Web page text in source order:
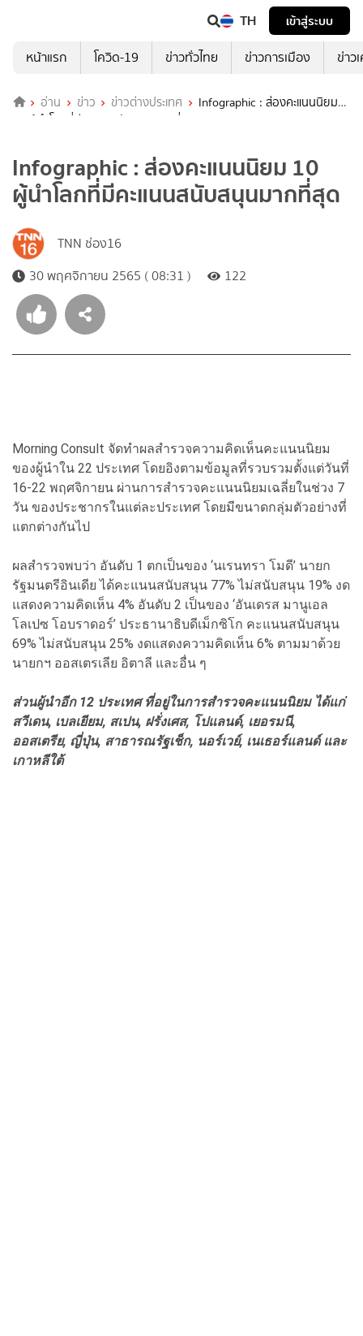
TH
เข้าสู่ระบบ
หน้าแรก
โควิด-19 ข่าวทั่วไทย ข่าวการเมือง ข่าว
อ่าน ข่าว ข่าวต่างประเทศ
Infographic : ส่องคะแนนนิยม
10 ผู้นำโลกที่มีคะแนนสนับสนุนมากที่สุด
Infographic : ส่องคะแนนนิยม 10
ผู้นำโลกที่มีคะแนนสนับสนุนมากที่สุด
TNN ช่อง16
30 พฤศจิกายน 2565 ( 08:31 )
122
Morning Consult จัดทำผลสำรวจความคิดเห็นคะแนนนิยม
ของผู้นำใน 22 ประเทศ โดยอิงตามข้อมูลที่รวบรวมตั้งแต่วันที่
16-22 พฤศจิกายน ผ่านการสำรวจคะแนนนิยมเฉลี่ยในช่วง 7
วัน ของประชากรในแต่ละประเทศ โดยมีขนาดกลุ่มตัวอย่างที่
แตกต่างกันไป
ผลสำรวจพบว่า อันดับ 1 ตกเป็นของ ‘นเรนทรา โมดี’ นายก
รัฐมนตรีอินเดีย ได้คะแนนสนับสนุน 77% ไม่สนับสนุน 19% งด
แสดงความคิดเห็น 4% อันดับ 2 เป็นของ ‘อันเดรส มานูเอล
โลเปซ โอบราดอร์’ ประธานาธิบดีเม็กซิโก คะแนนสนับสนุน
69% ไม่สนับสนุน 25% งดแสดงความคิดเห็น 6% ตามมาด้วย
นายกฯ ออสเตรเลีย อิตาลี และอื่น ๆ
ส่วนผู้นำอีก 12 ประเทศ ที่อยู่ในการสำรวจคะแนนนิยม ได้แก่
สวีเดน, เบลเยียม, สเปน, ฝรั่งเศส, โปแลนด์, เยอรมนี,
ออสเตรีย, ญี่ปุ่น, สาธารณรัฐเช็ก, นอร์เวย์, เนเธอร์แลนด์ และ
เกาหลีใต้